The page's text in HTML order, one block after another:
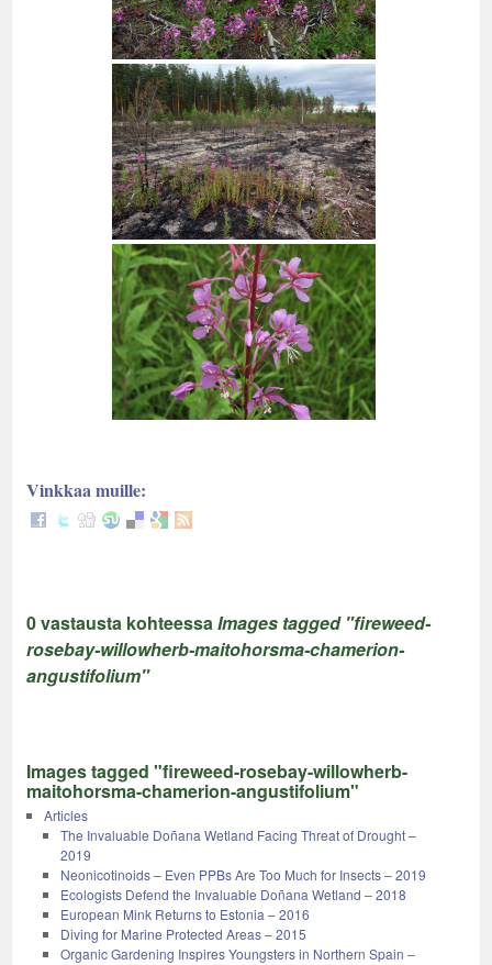
Vinkkaa muille:
0 vastausta kohteessaImages tagged "fireweed-
rosebay-willowherb-maitohorsma-chamerion-
angustifolium"
Images tagged "fireweed-rosebay-willowherb-
maitohorsma-chamerion-angustifolium"
Articles
The Invaluable Doñana Wetland Facing Threat of Drought –
2019
Neonicotinoids – Even PPBs Are Too Much for Insects – 2019
Ecologists Defend the Invaluable Doñana Wetland – 2018
European Mink Returns to Estonia – 2016
Diving for Marine Protected Areas – 2015
Organic Gardening Inspires Youngsters in Northern Spain –